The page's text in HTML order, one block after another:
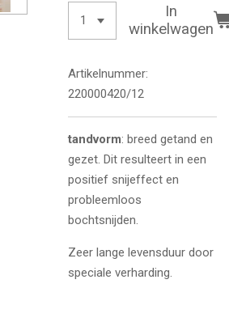
In
winkelwagen
Artikelnummer:
220000420/12
tandvorm: breed getand en
gezet. Dit resulteert in een
positief snijeffect en
probleemloos
bochtsnijden.
Zeer lange levensduur door
speciale verharding.